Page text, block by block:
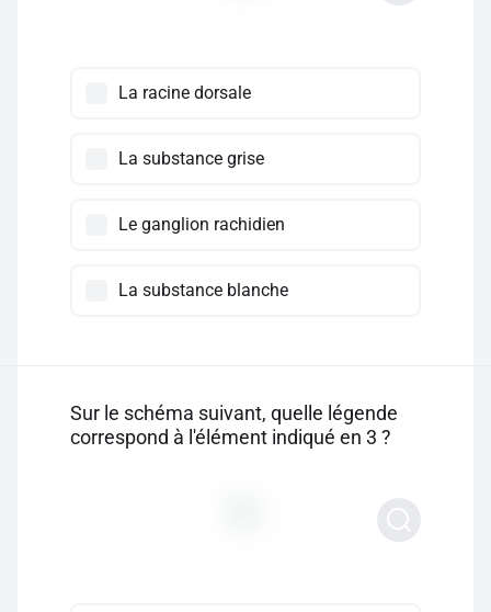
La racine dorsale
La substance grise
Le ganglion rachidien
La substance blanche
Sur le schéma suivant, quelle légende
correspond à l'élément indiqué en 3 ?